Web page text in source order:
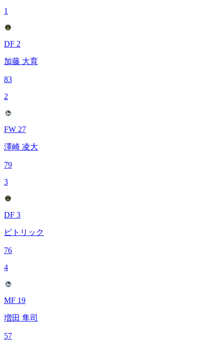
1
DF 2
加藤 大育
83
2
FW 27
澤崎 凌大
79
3
DF 3
ピトリック
76
4
MF 19
増田 隼司
57